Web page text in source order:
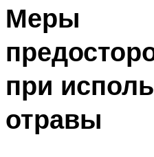
Меры
при
отравы